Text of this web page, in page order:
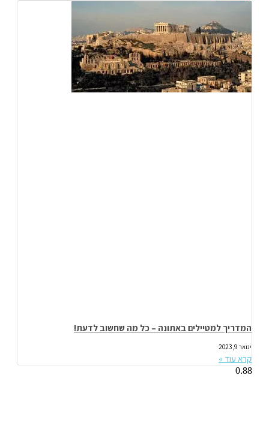
המדריך למטיילים באתונה – כל מה שחשוב לדעת!
ינואר 9, 2023
קרא עוד »